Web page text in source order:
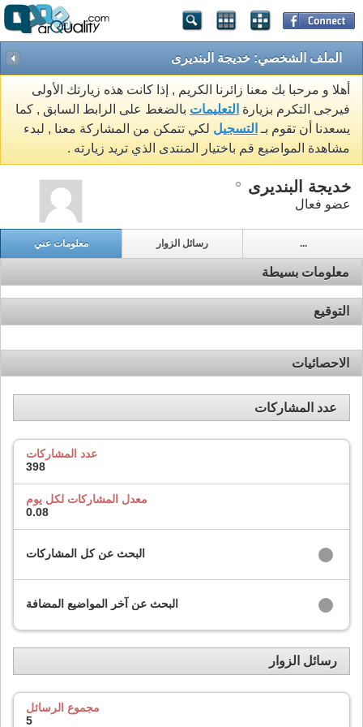
الملف الشخصي: خديجة البنديرى
أهلا و مرحبا بك معنا زائرنا الكريم , إذا كانت هذه زيارتك الأولى
فيرجى التكرم بزيارة التعليمات بالضغط على الرابط السابق , كما
يسعدنا أن تقوم بـ التسجيل لكي تتمكن من المشاركة معنا , لبدء
مشاهدة المواضيع قم باختيار المنتدى الذي تريد زيارته .
خديجة البنديرى
عضو فعال
معلومات عني رسائل الزوار ...
معلومات بسيطة
التوقيع
الاحصائيات
عدد المشاركات
عدد المشاركات
398
معدل المشاركات لكل يوم
0.08
البحث عن كل المشاركات
البحث عن آخر المواضيع المضافة
رسائل الزوار
مجموع الرسائل
5